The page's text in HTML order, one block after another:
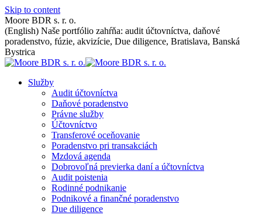
Skip to content
Moore BDR s. r. o.
(English) Naše portfólio zahŕňa: audit účtovníctva, daňové
poradenstvo, fúzie, akvizície, Due diligence, Bratislava, Banská
Bystrica
Služby
Audit účtovníctva
Daňové poradenstvo
Právne služby
Účtovníctvo
Transferové oceňovanie
Poradenstvo pri transakciách
Mzdová agenda
Dobrovoľná previerka daní a účtovníctva
Audit poistenia
Rodinné podnikanie
Podnikové a finančné poradenstvo
Due diligence